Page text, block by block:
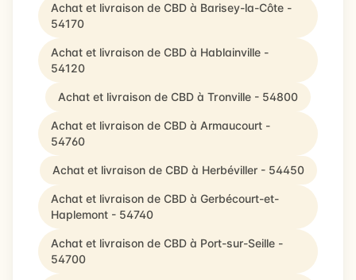
Achat et livraison de CBD à Barisey-la-Côte -
54170
Achat et livraison de CBD à Hablainville -
54120
Achat et livraison de CBD à Tronville - 54800
Achat et livraison de CBD à Armaucourt -
54760
Achat et livraison de CBD à Herbéviller - 54450
Achat et livraison de CBD à Gerbécourt-et-
Haplemont - 54740
Achat et livraison de CBD à Port-sur-Seille -
54700